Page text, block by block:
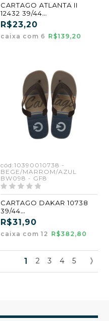
CARTAGO ATLANTA II
12432 39/44
BEGE/MARROM (BY220)
(GF) (CX6)
R$23,20
caixa com 6 R$139,20
cód:10390010738 -
BEGE/MARROM/AZUL
BW098 - GF8
CARTAGO DAKAR 10738
39/44
BEGE/MARROM/AZUL
(BW098) (GF8)
R$31,90
caixa com 12 R$382,80
1 2 3 4 5